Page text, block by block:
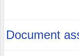
Document